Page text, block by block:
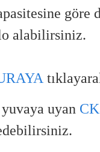
alabilirsiniz.
uyan